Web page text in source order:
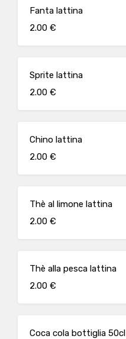
Fanta lattina
2.00 €
Sprite lattina
2.00 €
Chino lattina
2.00 €
Thè al limone lattina
2.00 €
Thè alla pesca lattina
2.00 €
Coca cola bottiglia 50cl